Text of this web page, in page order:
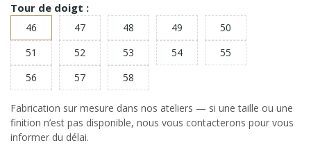
Tour de doigt :
46 47 48 49
50
51
52 53 54
55
56
57 58
Fabrication sur mesure dans nos ateliers — si une taille ou une
finition n’est pas disponible, nous vous contacterons pour vous
informer du délai.